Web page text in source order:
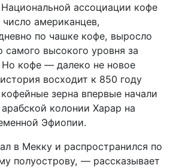
ассоциации кофе
американцев,
по чашке кофе, выросло
самого высокого уровня за
Но кофе — далеко не новое
восходит к 850 году
зерна впервые начали
колонии Харар на
Эфиопии.
в Мекку и распространился по
полуострову, — рассказывает